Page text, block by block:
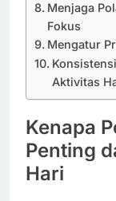
Menjaga
Fokus
Mengatur
Aktivitas
Kenapa
Penting
Hari